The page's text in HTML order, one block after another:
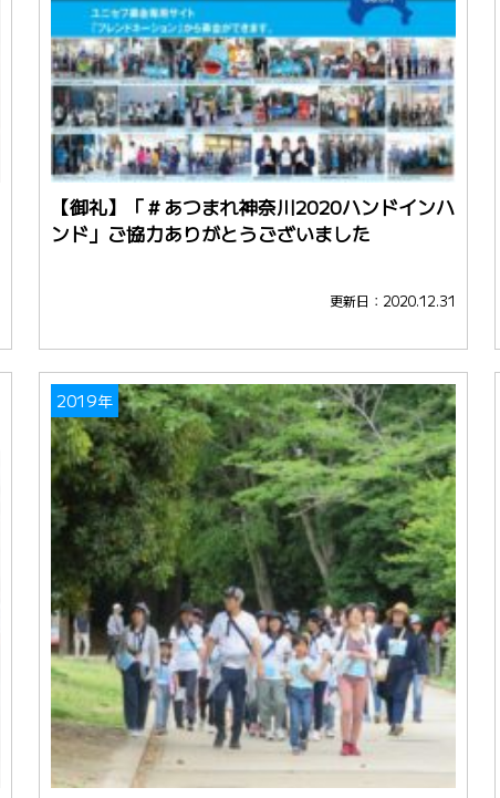
【御礼】「＃あつまれ神奈川2020ハンドインハ
ンド」ご協力ありがとうございました
更新日：2020.12.31
2019年